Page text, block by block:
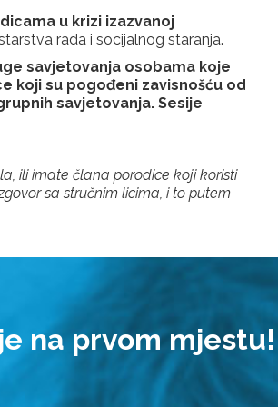
u krizi izazvanoj
rada i socijalnog staranja.
savjetovanja osobama koje
koji su pogođeni zavisnošću od
savjetovanja. Sesije
ili imate člana porodice koji koristi
sa stručnim licima, i to putem
na prvom